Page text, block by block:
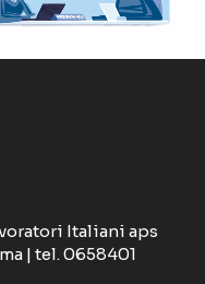
Italiani aps
| tel. 0658401